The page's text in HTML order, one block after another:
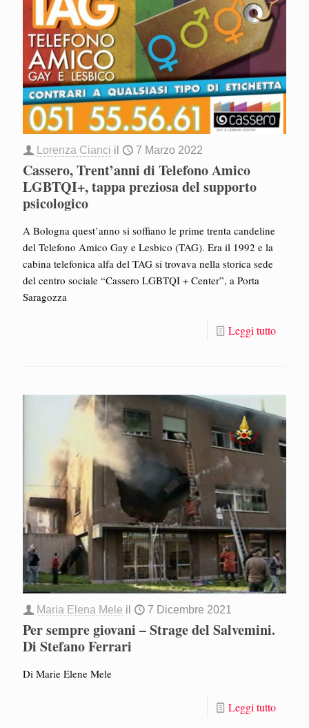
Lorenza Cianci il 7 Marzo 2022
Cassero, Trent’anni di Telefono Amico
LGBTQI+, tappa preziosa del supporto
psicologico
A Bologna quest’anno si soffiano le prime trenta candeline
del Telefono Amico Gay e Lesbico (TAG). Era il 1992 e la
cabina telefonica alfa del TAG si trovava nella storica sede
del centro sociale “Cassero LGBTQI + Center”, a Porta
Saragozza
Leggi tutto
Maria Elena Mele il 7 Dicembre 2021
Per sempre giovani – Strage del Salvemini.
Di Stefano Ferrari
Di Marie Elene Mele
Leggi tutto